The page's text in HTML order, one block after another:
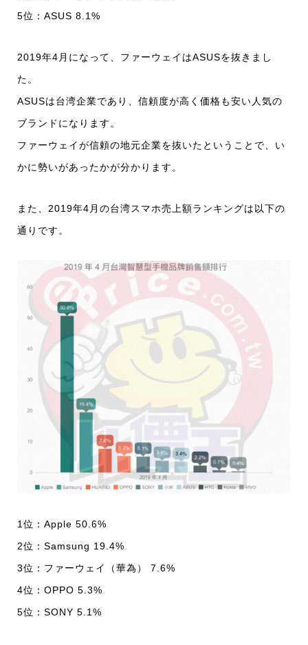
5位：ASUS 8.1%
2019年4月になって、ファーウェイはASUSを抜きまし
た。
ASUSは台湾企業であり、信頼度が高く価格も安い人気の
ブランドになります。
ファーウェイが信頼の地元企業を抜いたということで、い
かに勢いがあったかが分かります。
また、2019年4月の台湾スマホ売上額ランキングは以下の
通りです。
1位：Apple 50.6%
2位：Samsung 19.4%
3位：ファーウェイ（華為） 7.6%
4位：OPPO 5.3%
5位：SONY 5.1%